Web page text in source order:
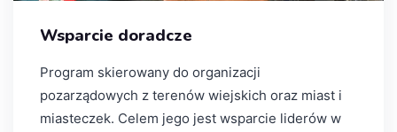
Wsparcie doradcze
Program skierowany do organizacji
pozarządowych z terenów wiejskich oraz miast i
miasteczek. Celem jego jest wsparcie liderów w